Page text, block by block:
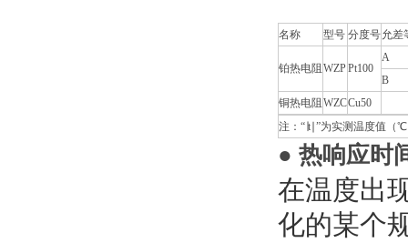
名称 型号 分度号允差
铂热电阻 WZPPt100
A
B
铜热电阻 WZCCu50
注：“∣t∣”为实测温度值（
● 热响应时
在温度出
化的某个